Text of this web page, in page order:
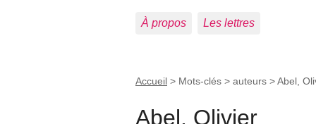
À propos Les lettres
Accueil > Mots-clés > auteurs >Abel,
Abel, Olivier